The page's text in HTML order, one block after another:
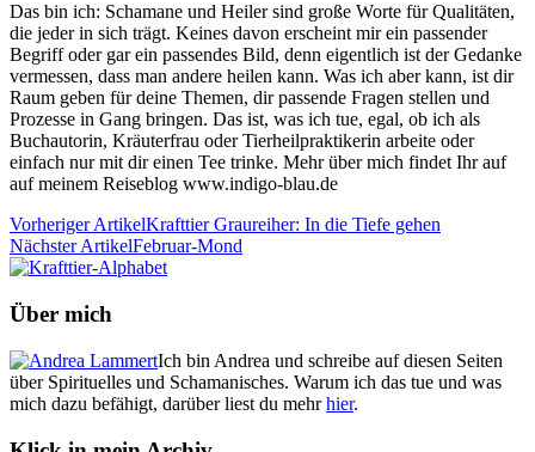
Das bin ich: Schamane und Heiler sind große Worte für Qualitäten,
die jeder in sich trägt. Keines davon erscheint mir ein passender
Begriff oder gar ein passendes Bild, denn eigentlich ist der Gedanke
vermessen, dass man andere heilen kann. Was ich aber kann, ist dir
Raum geben für deine Themen, dir passende Fragen stellen und
Prozesse in Gang bringen. Das ist, was ich tue, egal, ob ich als
Buchautorin, Kräuterfrau oder Tierheilpraktikerin arbeite oder
einfach nur mit dir einen Tee trinke. Mehr über mich findet Ihr auf
auf meinem Reiseblog www.indigo-blau.de
Vorheriger ArtikelKrafttier Graureiher: In die Tiefe gehen
Nächster ArtikelFebruar-Mond
Über mich
Ich bin Andrea und schreibe auf diesen Seiten
über Spirituelles und Schamanisches. Warum ich das tue und was
mich dazu befähigt, darüber liest du mehrhier.